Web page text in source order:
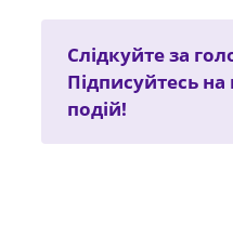
Слідкуйте за
Підписуйтесь
подій!